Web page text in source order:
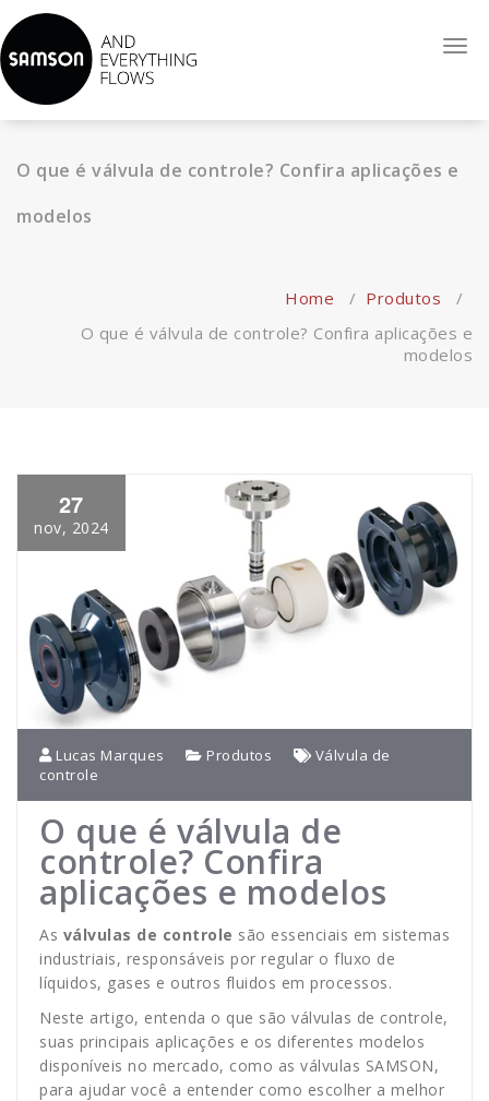
Reconhecida internacionalmente como sinônimo de alta-
qualidade de serviço, espirito empreendedor e uma força
inovadora. Atuando com Válvulas Globo de Controle, Válvulas
Auto-operadas, Sistemas de Controle e Automatização.
O que é válvula de controle? Confira aplicações e
modelos
Home / Produtos /
O que é válvula de controle? Confira aplicações e
modelos
27
nov, 2024
Lucas Marques Produtos
Válvula de
controle
O que é válvula de
controle? Confira
aplicações e modelos
As válvulas de controle são essenciais em sistemas
industriais, responsáveis por regular o fluxo de
líquidos, gases e outros fluidos em processos.
Neste artigo, entenda o que são válvulas de controle,
suas principais aplicações e os diferentes modelos
disponíveis no mercado, como as válvulas SAMSON,
para ajudar você a entender como escolher a melhor